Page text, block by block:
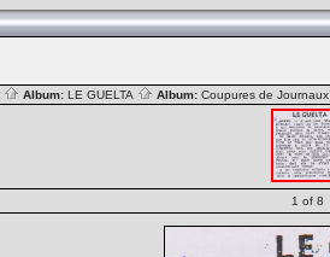
Album: LE GUELTA Album: Coupures de Journaux
1 of 8